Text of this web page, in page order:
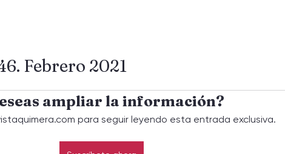
Febrero 2021
ampliar la información?
para seguir leyendo esta entrada exclusiva.